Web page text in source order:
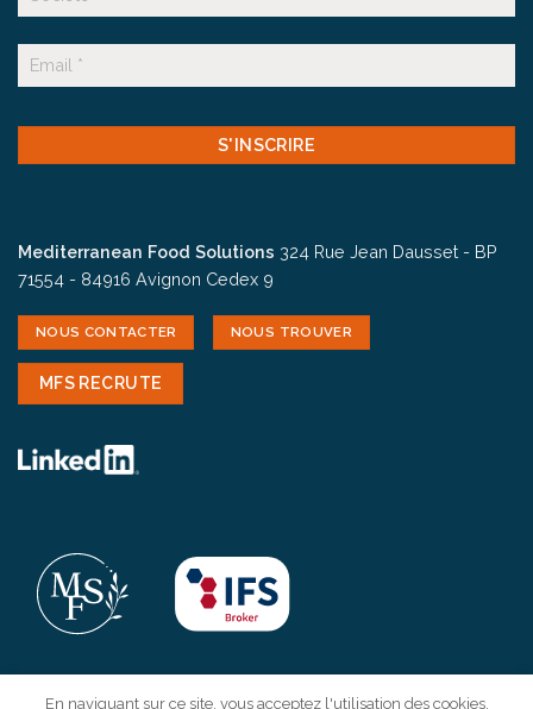
Suffixe
E-
mail
CAPTCHA
Mediterranean Food Solutions 324 Rue Jean Dausset - BP
71554 - 84916 Avignon Cedex 9
NOUS CONTACTER NOUS TROUVER
MFS RECRUTE
En naviguant sur ce site, vous acceptez l'utilisation des cookies.